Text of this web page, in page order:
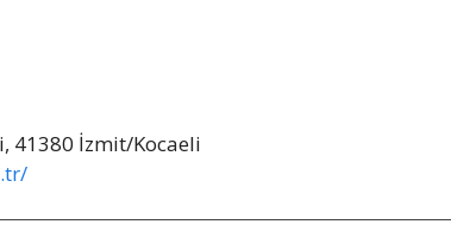
41380 İzmit/Kocaeli